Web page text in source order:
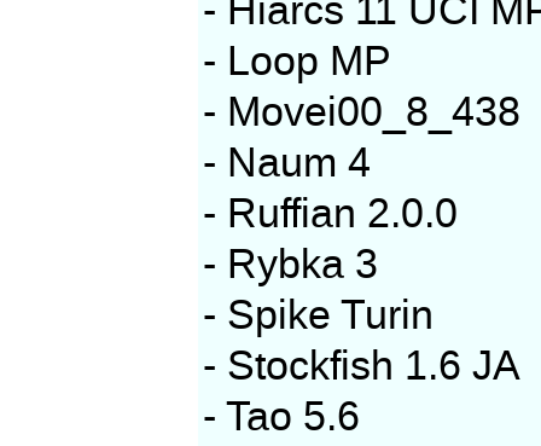
- Hiarcs 11 UCI
- Loop MP
- Movei00_8_438
- Naum 4
- Ruffian 2.0.0
- Rybka 3
- Spike Turin
- Stockfish 1.6 JA
- Tao 5.6